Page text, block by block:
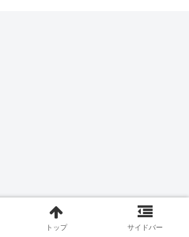
トップ サイドバー